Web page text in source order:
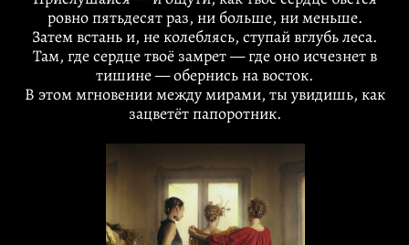
ровно пятьдесят раз, ни больше, ни меньше.
Затем встань и, не колеблясь, ступай вглубь леса.
Там, где сердце твоё замрет — где оно исчезнет в
тишине — обернись на восток.
В этом мгновении между мирами, ты увидишь, как
зацветёт папоротник.